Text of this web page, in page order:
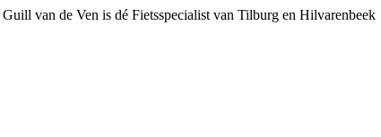
Guill van de Ven is dé Fietsspecialist van Tilburg en Hilvarenbeek